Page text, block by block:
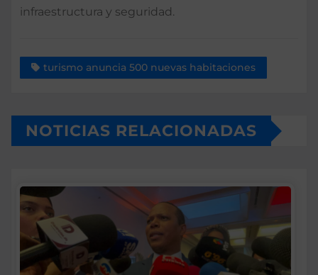
infraestructura y seguridad.
turismo anuncia 500 nuevas habitaciones
NOTICIAS RELACIONADAS